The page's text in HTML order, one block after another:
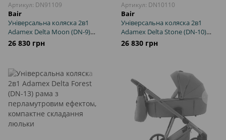
Артикул: DN91109
Bair
Універсальна коляска 2в1
Adamex Delta Moon (DN-9)
рама з перламутровим
ефектом, компактне
26 830 грн
Артикул: DN10110
Bair
Універсальна коляска 2в1
Adamex Delta Stone (DN-10)
рама з перламутровим
ефектом, компактне
26 830 грн